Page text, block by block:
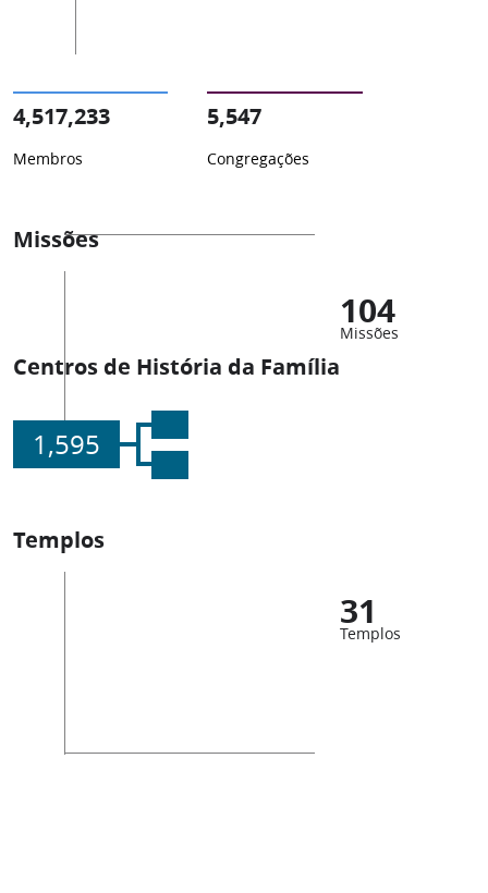
4,517,233
Membros
5,547
Congregações
Missões
104
Missões
Centros de História da Família
1,595
Templos
31
Templos